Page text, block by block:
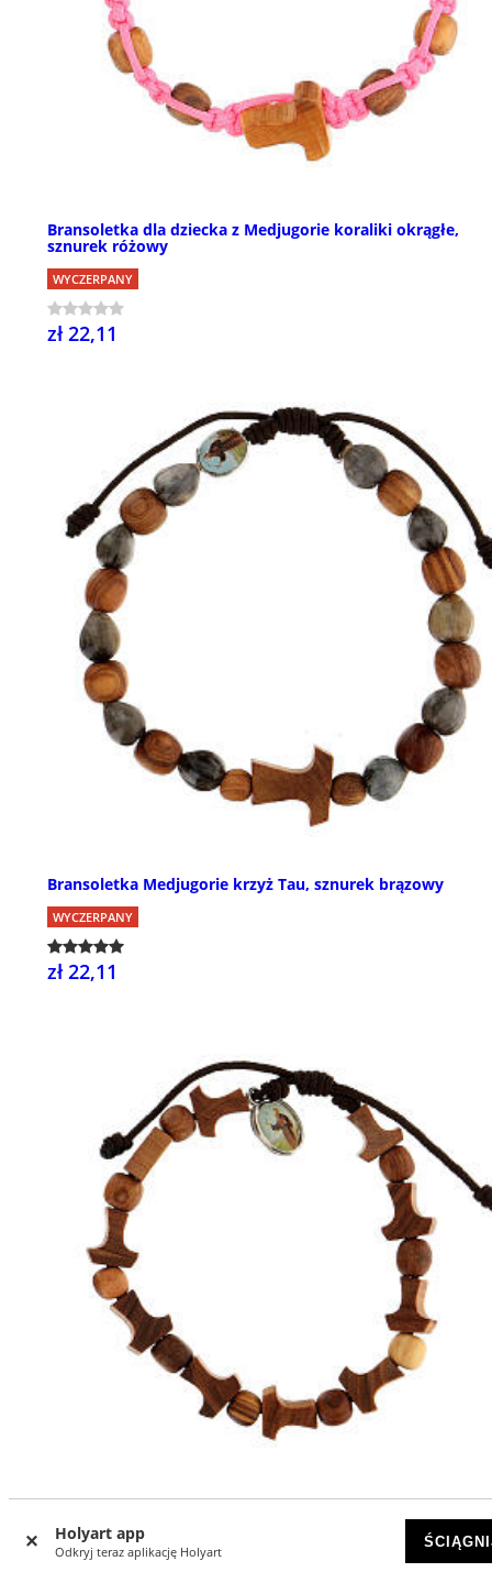
Holyart app
Odkryj teraz aplikację Holyart
Bransoletka dla dziecka z Medjugorie koraliki okrągłe,
sznurek różowy
WYCZERPANY
zł 22,11
Bransoletka Medjugorie krzyż Tau, sznurek brązowy
WYCZERPANY
zł 22,11
Bransoletka drewno oliwne Medjugorie, Tau i medalik,
sznurek brązowy